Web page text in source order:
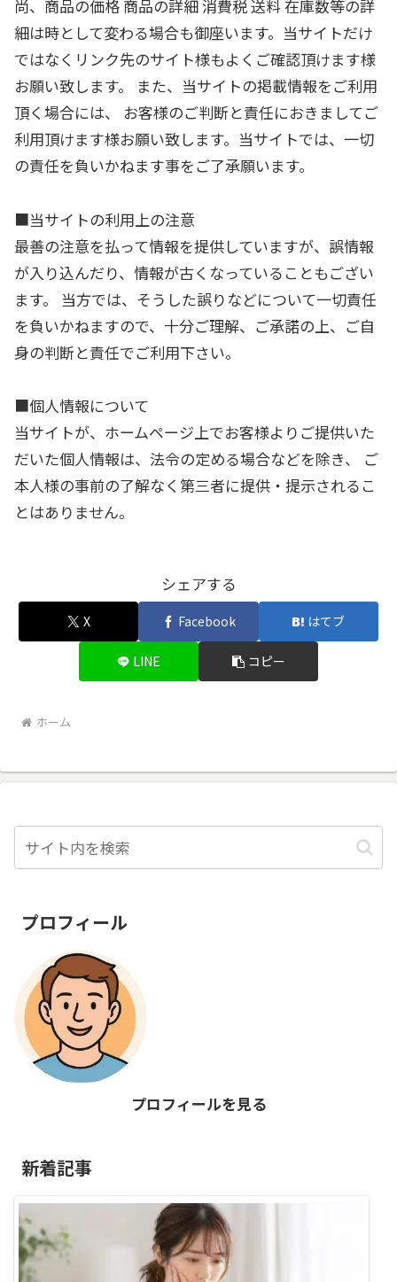
尚、商品の価格 商品の詳細 消費税 送料 在庫数等の詳
細は時として変わる場合も御座います。当サイトだけ
ではなくリンク先のサイト様もよくご確認頂けます様
お願い致します。 また、当サイトの掲載情報をご利用
頂く場合には、 お客様のご判断と責任におきましてご
利用頂けます様お願い致します。当サイトでは、一切
の責任を負いかねます事をご了承願います。
■当サイトの利用上の注意
最善の注意を払って情報を提供していますが、誤情報
が入り込んだり、情報が古くなっていることもござい
ます。 当方では、そうした誤りなどについて一切責任
を負いかねますので、十分ご理解、ご承諾の上、ご自
身の判断と責任でご利用下さい。
■個人情報について
当サイトが、ホームページ上でお客様よりご提供いた
だいた個人情報は、法令の定める場合などを除き、 ご
本人様の事前の了解なく第三者に提供・提示されるこ
とはありません。
シェアする
X Facebook はてブ
LINE コピー
ホーム
プロフィール
プロフィールを見る
新着記事